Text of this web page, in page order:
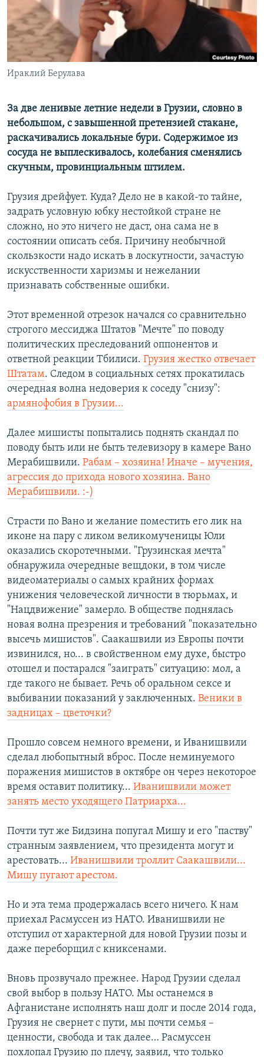
СПОРТ
МИР
БЛОГИ
ГОЛОСА
ЧИТАЕМ ПРЕССУ
АРХИВ РАДИОПРОГРАММЫ
Все сайты РСЕ/РС
Ираклий Берулава
За две ленивые летние недели в Грузии, словно в
небольшом, с завышенной претензией стакане,
раскачивались локальные бури. Содержимое из
сосуда не выплескивалось, колебания сменялись
скучным, провинциальным штилем.
Грузия дрейфует. Куда? Дело не в какой-то тайне,
задрать условную юбку нестойкой стране не
сложно, но это ничего не даст, она сама не в
состоянии описать себя. Причину необычной
скользкости надо искать в лоскутности, зачастую
искусственности харизмы и нежелании
признавать собственные ошибки.
Этот временной отрезок начался со сравнительно
строгого мессиджа Штатов "Мечте" по поводу
политических преследований оппонентов и
ответной реакции Тбилиси. Грузия жестко отвечает
Штатам. Следом в социальных сетях прокатилась
очередная волна недоверия к соседу "снизу":
армянофобия в Грузии...
Далее мишисты попытались поднять скандал по
поводу быть или не быть телевизору в камере Вано
Мерабишвили. Рабам – хозяина! Иначе – мучения,
агрессия до прихода нового хозяина. Вано
Мерабишвили. :-)
Страсти по Вано и желание поместить его лик на
иконе на пару с ликом великомученицы Юли
оказались скоротечными. "Грузинская мечта"
обнаружила очередные вещдоки, в том числе
видеоматериалы о самых крайних формах
унижения человеческой личности в тюрьмах, и
"Нацдвижение" замерло. В обществе поднялась
новая волна презрения и требований "показательно
высечь мишистов". Саакашвили из Европы почти
извинился, но... в свойственном ему духе, быстро
отошел и постарался "заиграть" ситуацию: мол, а
где такого не бывает. Речь об оральном сексе и
выбивании показаний у заключенных. Веники в
задницах – цветочки?
Прошло совсем немного времени, и Иванишвили
сделал любопытный вброс. После неминуемого
поражения мишистов в октябре он через некоторое
время оставит политику... Иванишвили может
занять место уходящего Патриарха...
Почти тут же Бидзина попугал Мишу и его "паству"
странным заявлением, что президента могут и
арестовать... Иванишвили троллит Саакашвили...
Мишу пугают арестом.
Но и эта тема продержалась всего ничего. К нам
приехал Расмуссен из НАТО. Иванишвили не
отступил от характерной для новой Грузии позы и
даже переборщил с книксенами.
Вновь прозвучало прежнее. Народ Грузии сделал
свой выбор в пользу НАТО. Мы останемся в
Афганистане исполнять наш долг и после 2014 года,
Грузия не свернет с пути, мы почти семья –
ценности, свобода и так далее… Расмуссен
похлопал Грузию по плечу, заявил, что только